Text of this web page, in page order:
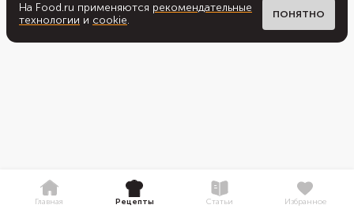
На Food.ru применяются рекомендательные
технологии и cookie. ПОНЯТНО
Главная Рецепты Статьи Избранное